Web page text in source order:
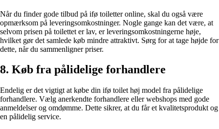
Når du finder gode tilbud på ifø toiletter online, skal du også være
opmærksom på leveringsomkostninger. Nogle gange kan det være, at
selvom prisen på toilettet er lav, er leveringsomkostningerne høje,
hvilket gør det samlede køb mindre attraktivt. Sørg for at tage højde for
dette, når du sammenligner priser.
8. Køb fra pålidelige forhandlere
Endelig er det vigtigt at købe din ifø toilet høj model fra pålidelige
forhandlere. Vælg anerkendte forhandlere eller webshops med gode
anmeldelser og omdømme. Dette sikrer, at du får et kvalitetsprodukt og
en pålidelig service.